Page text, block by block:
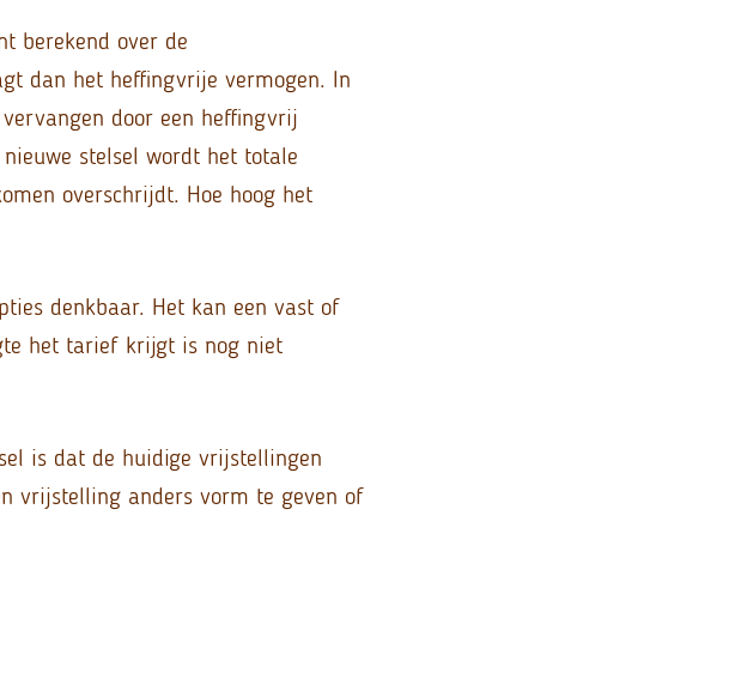
berekend over de
dan het heffingvrije vermogen. In
door een heffingvrij
stelsel wordt het totale
overschrijdt. Hoe hoog het
denkbaar. Het kan een vast of
het tarief krijgt is nog niet
is dat de huidige vrijstellingen
vrijstelling anders vorm te geven of